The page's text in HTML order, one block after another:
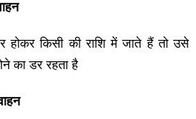
होकर किसी की राशि में जाते हैं तो उसे
का डर रहता है